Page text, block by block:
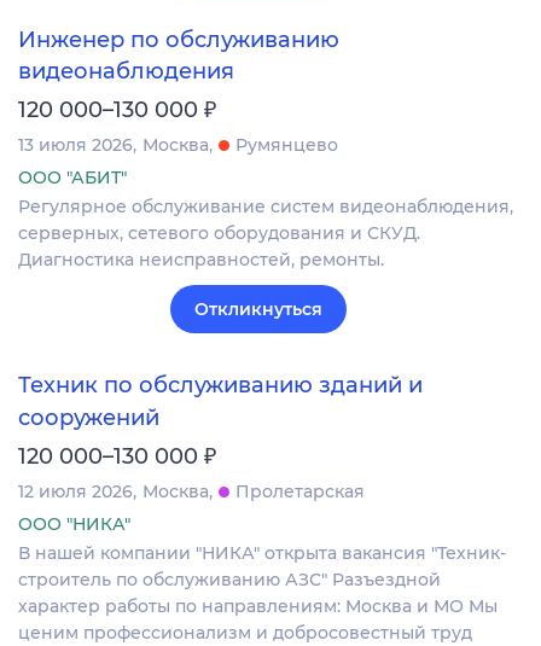
Инженер по обслуживанию
видеонаблюдения
120 000–130 000 ₽
13 июля 2026 Москва
Румянцево
ООО "АБИТ"
Регулярное обслуживание систем видеонаблюдения,
серверных, сетевого оборудования и СКУД.
Диагностика неисправностей, ремонты.
Откликнуться
Техник по обслуживанию зданий и
сооружений
120 000–130 000 ₽
12 июля 2026 Москва
Пролетарская
ООО "НИКА"
В нашей компании "НИКА" открыта вакансия "Техник-
строитель по обслуживанию АЗС" Разъездной
характер работы по направлениям: Москва и МО Мы
ценим профессионализм и добросовестный труд